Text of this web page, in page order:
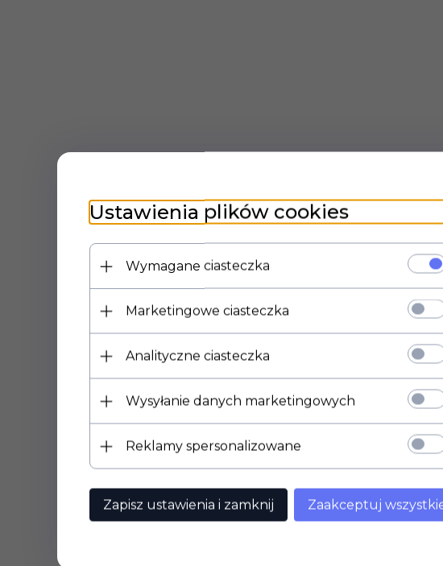
Ustawienia plików cookies
Wymagane ciasteczka
Marketingowe ciasteczka
Analityczne ciasteczka
Wysyłanie danych marketingowych
Reklamy spersonalizowane
Zapisz ustawienia i zamknij Zaakceptuj